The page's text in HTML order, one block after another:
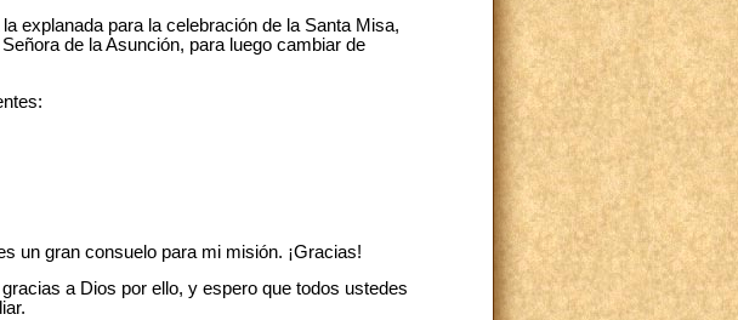
explanada para la celebración de la Santa Misa,
de la Asunción, para luego cambiar de
un gran consuelo para mi misión. ¡Gracias!
a Dios por ello, y espero que todos ustedes